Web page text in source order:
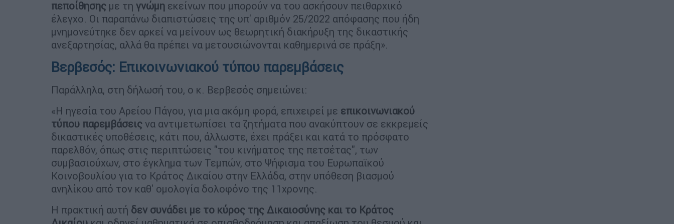
πεποίθησης με τη γνώμη εκείνων που μπορούν να του ασκήσουν πειθαρχικό
έλεγχο. Οι παραπάνω διαπιστώσεις της υπ' αριθμόν 25/2022 απόφασης που ήδη
μνημονεύτηκε δεν αρκεί να μείνουν ως θεωρητική διακήρυξη της δικαστικής
ανεξαρτησίας, αλλά θα πρέπει να μετουσιώνονται καθημερινά σε πράξη».
Βερβεσός: Επικοινωνιακού τύπου παρεμβάσεις
Παράλληλα, στη δήλωσή του, ο κ. Βερβεσός σημειώνει:
«Η ηγεσία του Αρείου Πάγου, για μια ακόμη φορά, επιχειρεί με επικοινωνιακού
τύπου παρεμβάσεις να αντιμετωπίσει τα ζητήματα που ανακύπτουν σε εκκρεμείς
δικαστικές υποθέσεις, κάτι που, άλλωστε, έχει πράξει και κατά το πρόσφατο
παρελθόν, όπως στις περιπτώσεις "του κινήματος της πετσέτας", των
συμβασιούχων, στο έγκλημα των Τεμπών, στο Ψήφισμα του Ευρωπαϊκού
Κοινοβουλίου για το Κράτος Δικαίου στην Ελλάδα, στην υπόθεση βιασμού
ανηλίκου από τον καθ' ομολογία δολοφόνο της 11χρονης.
Η πρακτική αυτή δεν συνάδει με το κύρος της Δικαιοσύνης και το Κράτος